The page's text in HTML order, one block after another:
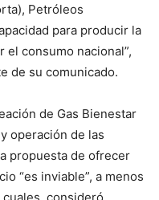
Petróleos
para producir la
el consumo nacional”,
de su comunicado.
de Gas Bienestar
operación de las
propuesta de ofrecer
“es inviable”, a menos